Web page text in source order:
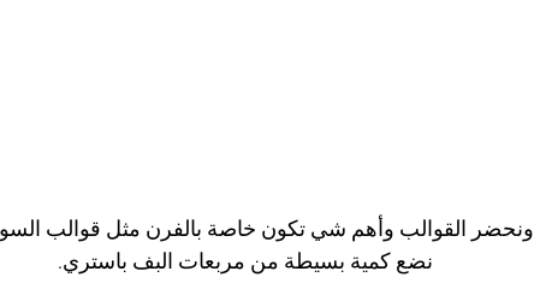
ونحضر القوالب وأهم شي تكون خاصة بالفرن مثل قوالب
نضع كمية بسيطة من مربعات البف باستري.